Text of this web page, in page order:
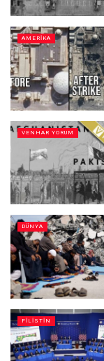
AMERIKA
VENHAR YORUM
DÜNYA
FILISTIN